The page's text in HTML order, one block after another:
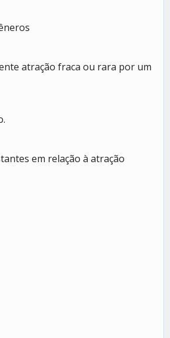
atração fraca ou rara por um
em relação à atração